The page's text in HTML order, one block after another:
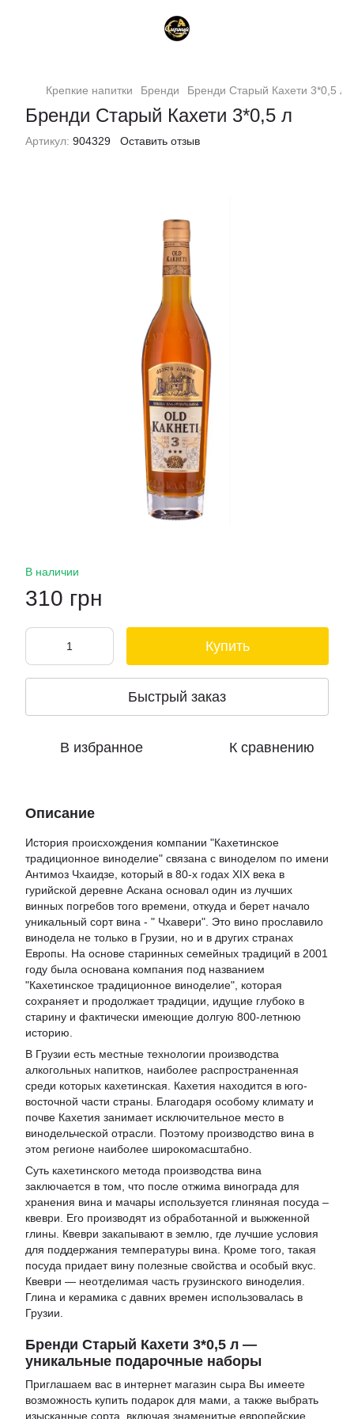
Крепкие напитки Бренди Бренди Старый Кахети 3*0,5 л
Бренди Старый Кахети 3*0,5 л
Артикул: 904329 Оставить отзыв
В наличии
310 грн
Купить
Быстрый заказ
В избранное К сравнению
Описание
История происхождения компании "Кахетинское
традиционное виноделие" связана с виноделом по имени
Антимоз Чхаидзе, который в 80-х годах XIX века в
гурийской деревне Аскана основал один из лучших
винных погребов того времени, откуда и берет начало
уникальный сорт вина - " Чхавери". Это вино прославило
винодела не только в Грузии, но и в других странах
Европы. На основе старинных семейных традиций в 2001
году была основана компания под названием
"Кахетинское традиционное виноделие", которая
сохраняет и продолжает традиции, идущие глубоко в
старину и фактически имеющие долгую 800-летнюю
историю.
В Грузии есть местные технологии производства
алкогольных напитков, наиболее распространенная
среди которых кахетинская. Кахетия находится в юго-
восточной части страны. Благодаря особому климату и
почве Кахетия занимает исключительное место в
винодельческой отрасли. Поэтому производство вина в
этом регионе наиболее широкомасштабно.
Суть кахетинского метода производства вина
заключается в том, что после отжима винограда для
хранения вина и мачары используется глиняная посуда –
квеври. Его производят из обработанной и выжженной
глины. Квеври закапывают в землю, где лучшие условия
для поддержания температуры вина. Кроме того, такая
посуда придает вину полезные свойства и особый вкус.
Квеври — неотделимая часть грузинского виноделия.
Глина и керамика с давних времен использовалась в
Грузии.
Бренди Старый Кахети 3*0,5 л —
уникальные подарочные наборы
Приглашаем вас в интернет магазин сыра Вы имеете
возможность купить подарок для мами, а также выбрать
изысканные сорта, включая знаменитые европейские